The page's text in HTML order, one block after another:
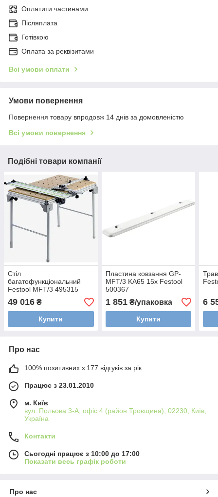
Оплатити частинами
Післяплата
Готівкою
Оплата за реквізитами
Всі умови оплати
Умови повернення
Повернення товару впродовж 14 днів за домовленістю
Всі умови повернення
Подібні товари компанії
Стіл
багатофункціональний
Festool MFT/3 495315
49 016 ₴
Купити
Пластина ковзання GP-
MFT/3 KA65 15x Festool
500367
1 851₴/упаковка
Купити
6
Про нас
100% позитивних з 177 відгуків за рік
Працює з 23.01.2010
м. Київ
вул. Польова 3-А, офіс 4 (район Троєщина), 02230, Київ,
Україна
Контакти
Сьогодні працює з 10:00 до 17:00
Показати весь графік роботи
Про нас